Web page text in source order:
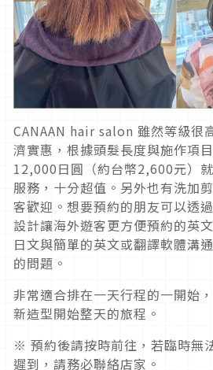
CANAAN hair salon 雖然等級很
濟實惠，根據頭髮長度與施作項
12,000日圓（約台幣2,600元）
服務，十分超值。另外也有洗加
客歡迎。想要預約的朋友可以透
設計讓海外遊客更方便預約的英
日文與簡單的英文或翻譯軟體溝
的問題。
非常適合排在一天行程的一開始
新造型開始整天的旅程。
※ 預約後請按時前往，若臨時無
遲到，請務必聯絡店家。